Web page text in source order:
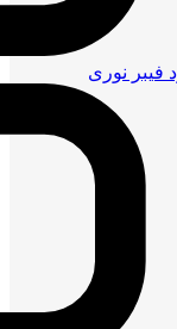
فیبر نوری